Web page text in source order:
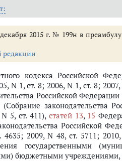
(муниципальных)
(п.п. 77 - 82)
в Таблице № 4 "Сведения
2015 г. № 199н в
редакции
кодекса Российской
N 1, ст. 8; 2006, N 1, ст. 8;
Российской
законодательства
5, ст. 411), статей 13, 15
Российской
4635; 2009, N 48, ст. 5711;
государственными
бюджетными